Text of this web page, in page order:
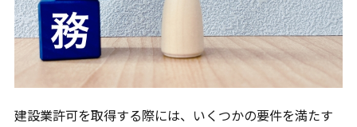
建設業許可を取得する際には、いくつかの要件を満たす
LINEから相談する
友だち登録後お問合せください。
メールから相談する